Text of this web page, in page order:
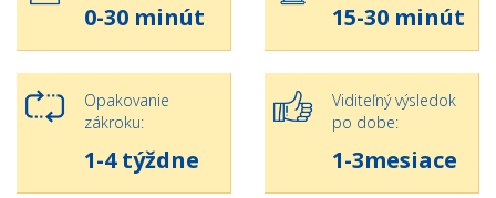
0-30 minút 15-30 minút
Opakovanie
zákroku:
1-4 týždne
Viditeľný výsledok
po dobe:
1-3mesiace